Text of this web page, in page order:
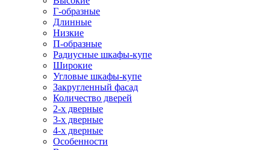
Г-образные
Длинные
Низкие
П-образные
Радиусные шкафы-купе
Широкие
Угловые шкафы-купе
Закругленный фасад
Количество дверей
2-х дверные
3-х дверные
4-х дверные
Особенности